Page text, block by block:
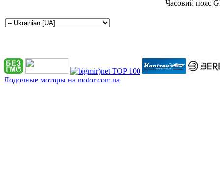
Часовий пояс
Лодочные моторы на motor.com.ua